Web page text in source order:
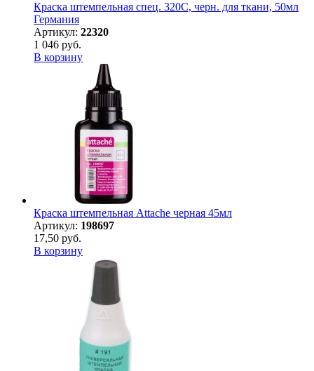
Краска штемпельная спец. 320С, черн. для ткани, 50мл
Германия
Артикул: 22320
1 046 руб.
В корзину
Краска штемпельная Attache черная 45мл
Артикул: 198697
17,50 руб.
В корзину